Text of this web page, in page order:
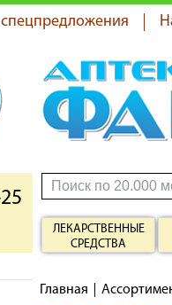
ЛЕКАРСТВЕННЫЕ
СРЕДСТВА
Главная